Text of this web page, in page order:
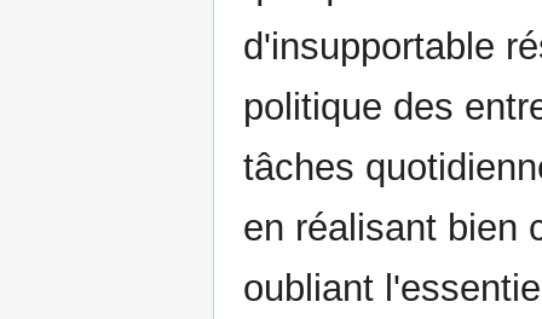
d'insupportable
politique des
tâches
en réalisant bien
oubliant